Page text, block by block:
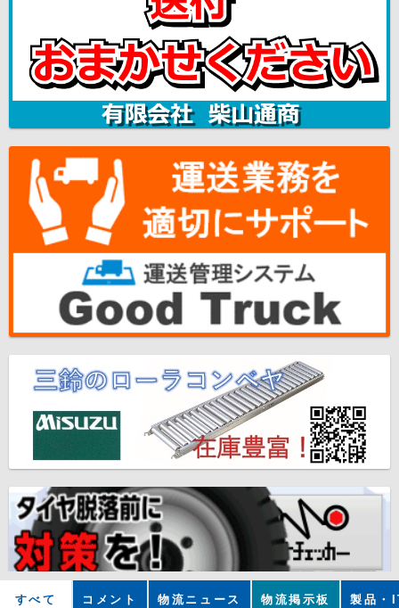
すべて コメント 物流ニュース 物流掲示板 製品・